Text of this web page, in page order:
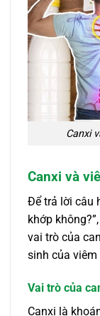
Canxi
Canxi và
Để trả lời câu
khớp
vai trò của
sinh của viêm
Vai trò của
Canxi là